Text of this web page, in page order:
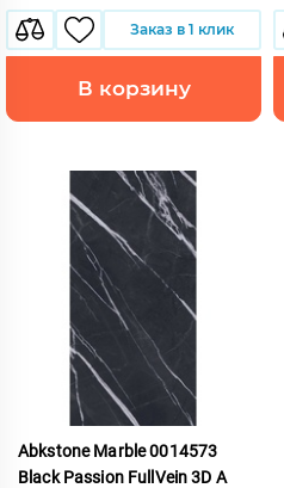
Заказ в 1 клик
В корзину
Abkstone Marble 0014573
Black Passion FullVein 3D A